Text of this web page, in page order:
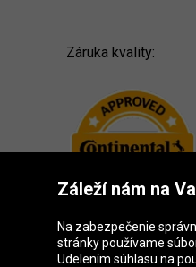
Záruka kvality:
Záleží nám na
Na zabezpečenie
stránky používame
Udelením súhlasu na